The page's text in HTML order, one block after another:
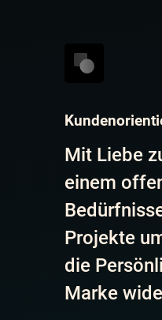
Mit Liebe
einem
Projekte
die
Marke